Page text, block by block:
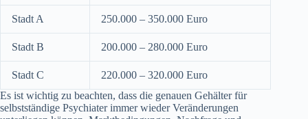
Stadt A 250.000 – 350.000 Euro
Stadt B 200.000 – 280.000 Euro
Stadt C
220.000 – 320.000 Euro
Es ist wichtig zu beachten, dass die genauen Gehälter für
selbstständige Psychiater immer wieder Veränderungen